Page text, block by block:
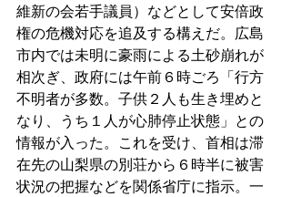
維新の会若手議員）などとして安倍政
権の危機対応を追及する構えだ。広島
市内では未明に豪雨による土砂崩れが
相次ぎ、政府には午前６時ごろ「行方
不明者が多数。子供２人も生き埋めと
なり、うち１人が心肺停止状態」との
情報が入った。これを受け、首相は滞
在先の山梨県の別荘から６時半に被害
状況の把握などを関係省庁に指示。一